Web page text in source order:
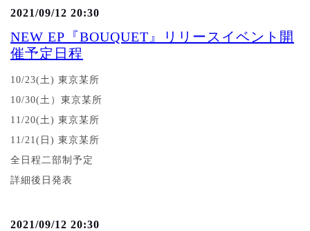
2021/09/12 20:30
NEW EP『BOUQUET』リリースイベント開
催予定日程
10/23(土) 東京某所
10/30(土）東京某所
11/20(土) 東京某所
11/21(日) 東京某所
全日程二部制予定
詳細後日発表
2021/09/12 20:30